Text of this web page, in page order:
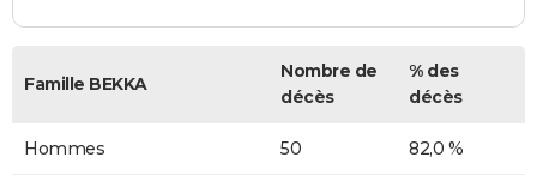
Famille BEKKA
Nombre de
décès
% des
décès
Hommes 50 82,0 %